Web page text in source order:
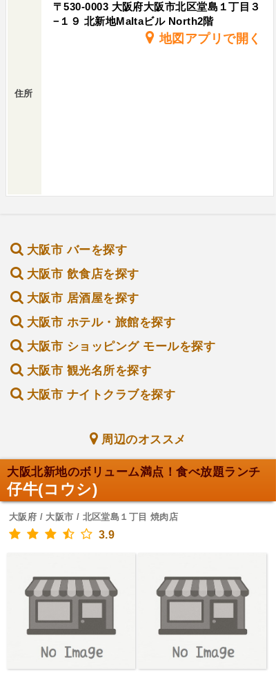
玉、穂先メンマ、ドライトマト、アーリーレッ
ド、ネギ、粒コショウなど早速頂きましょう‼️京
都の麺屋棣鄂さん謹製艶やかでツルリとした喉越
を合わせた贅沢でこっくりと厚みのある旨味を感
応えがあり、赤身の肉の旨味を楽しめます✨鶏ム
います✨おふろをイメージしてるので可愛らしく
て、ゆったりとお酒とお料理を楽しめる雰囲気の
間違い無し価格も北新地なのに良心的なので、是
非立ち寄ってみて下さいね‼️帰り際にご挨拶させ
て頂いて、NO NOODLE,NO LIFE.ステッカー進
呈させて頂きました😊とっても美味しかったです
ご馳走様でした。
住所
〒530-0003 大阪府大阪市北区堂島１丁目３
−１９ 北新地Maltaビル North2階
地図アプリで開く
大阪市 バーを探す
大阪市 飲食店を探す
大阪市 居酒屋を探す
大阪市 ホテル・旅館を探す
大阪市 ショッピング モールを探す
大阪市 観光名所を探す
大阪市 ナイトクラブを探す
周辺のオススメ
大阪北新地のボリューム満点！食べ放題ランチ
仔牛(コウシ)
大阪府 / 大阪市 / 北区堂島１丁目 焼肉店
3.9